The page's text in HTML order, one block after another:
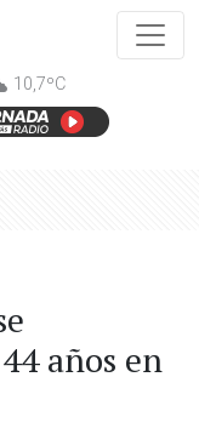
10,7ºC
años en